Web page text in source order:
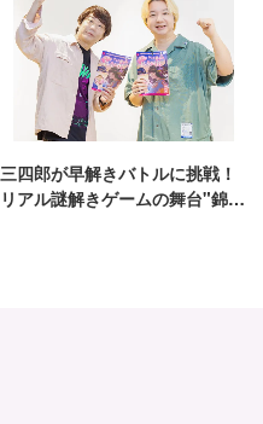
三四郎が早解きバトルに挑戦！
リアル謎解きゲームの舞台"錦糸